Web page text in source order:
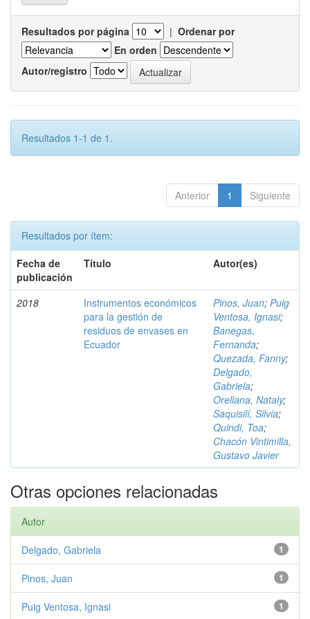
Resultados por página | Ordenar por
En orden
Autor/registro
Resultados 1-1 de 1.
Anterior 1 Siguiente
Resultados por ítem:
Fecha de
publicación
Título Autor(es)
2018
Instrumentos económicos
para la gestión de
residuos de envases en
Ecuador
Pinos, Juan; Puig
Ventosa, Ignasi;
Banegas,
Fernanda;
Quezada, Fanny;
Delgado,
Gabriela;
Orellana, Nataly;
Saquisilí, Silvia;
Quindi, Toa;
Chacón Vintimilla,
Gustavo Javier
Otras opciones relacionadas
Autor
1
Delgado, Gabriela
1
Pinos, Juan
1
Puig Ventosa, Ignasi